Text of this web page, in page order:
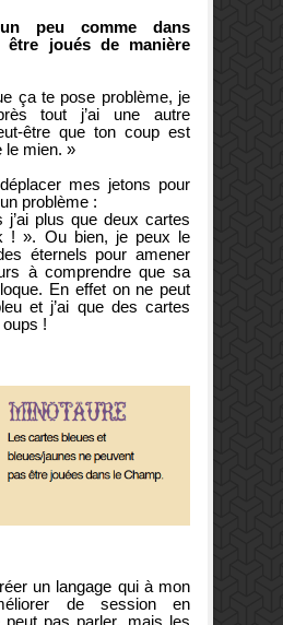
peu comme dans
joués de manière
ça te pose problème, je
tout j’ai une autre
être que ton coup est
le mien. »
mes jetons pour
problème :
plus que deux cartes
! ». Ou bien, je peux le
éternels pour amener
à comprendre que sa
En effet on ne peut
et j’ai que des cartes
!
un langage qui à mon
de session en
pas parler, mais les